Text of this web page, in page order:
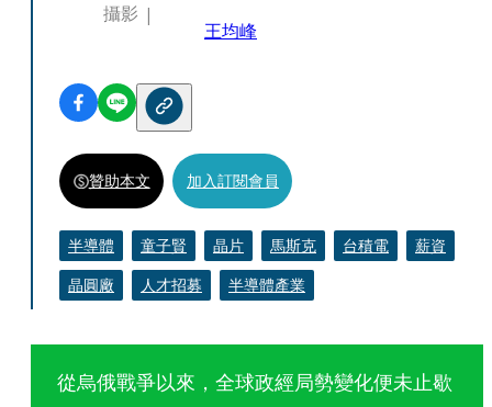
攝影
王均峰
贊助本文 加入訂閱會員
半導體 童子賢 晶片 馬斯克 台積電
薪資
晶圓廠
人才招募 半導體產業
從烏俄戰爭以來，全球政經局勢變化便未止歇